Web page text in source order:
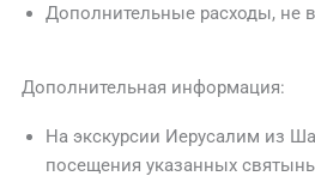
Дополнительные расходы, не
Дополнительная информация:
На экскурсии Иерусалим из
посещения указанных